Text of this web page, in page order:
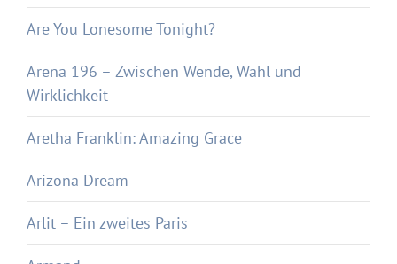
Are You Lonesome Tonight?
Arena 196 – Zwischen Wende, Wahl und
Wirklichkeit
Aretha Franklin: Amazing Grace
Arizona Dream
Arlit – Ein zweites Paris